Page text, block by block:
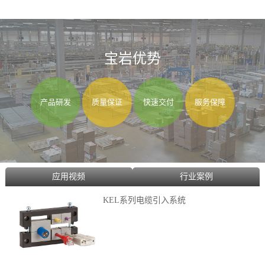
宝岩优势
产品研发 质量保证 快速交付 服务保障
应用视频 行业案例
KEL系列电缆引入系统